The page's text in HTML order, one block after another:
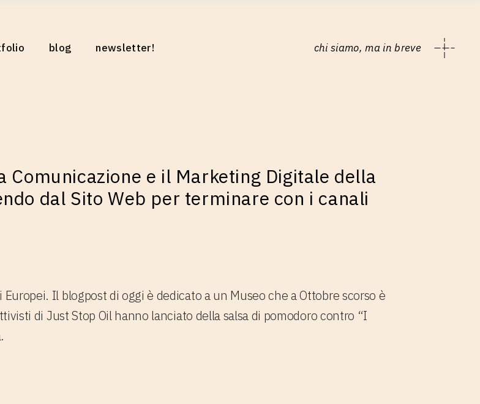
blog newsletter! chi siamo, ma in breve
e il Marketing Digitale della
dal Sito Web per terminare con i canali
Il blogpost di oggi è dedicato a un Museo che a Ottobre scorso è
di Just Stop Oil hanno lanciato della salsa di pomodoro contro “I